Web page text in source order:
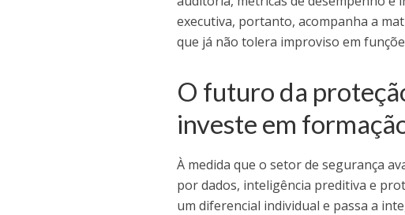
executiva, portanto, acompanha a
que já não tolera improviso em
O futuro da
investe em
À medida que o setor de segurança
por dados, inteligência preditiva e
um diferencial individual e passa a